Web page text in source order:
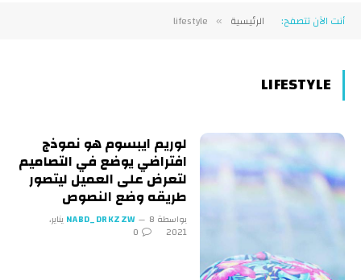
أنت الآن تتصفح: الرئيسية »
lifestyle
LIFESTYLE
لوريم ايبسوم هو نموذج
افتراضي يوضع في التصاميم
لتعرض على العميل ليتصور
طريقه وضع النصوص
بواسطة NABD_DRKZZW 8 يناير،
2021
0